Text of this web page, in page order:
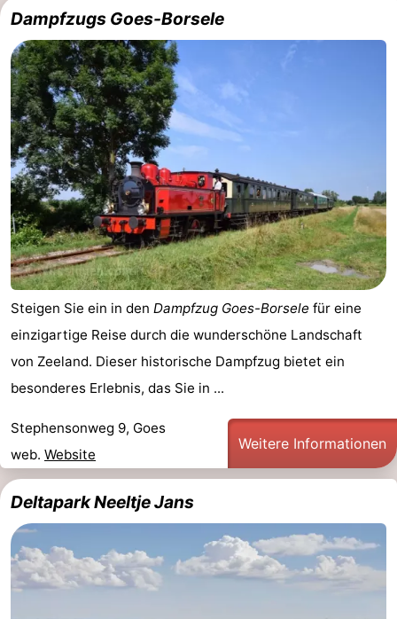
Dampfzugs Goes-Borsele
Steigen Sie ein in den Dampfzug Goes-Borsele für eine
einzigartige Reise durch die wunderschöne Landschaft
von Zeeland. Dieser historische Dampfzug bietet ein
besonderes Erlebnis, das Sie in ...
Stephensonweg 9, Goes
web. Website
Weitere Informationen
Deltapark Neeltje Jans